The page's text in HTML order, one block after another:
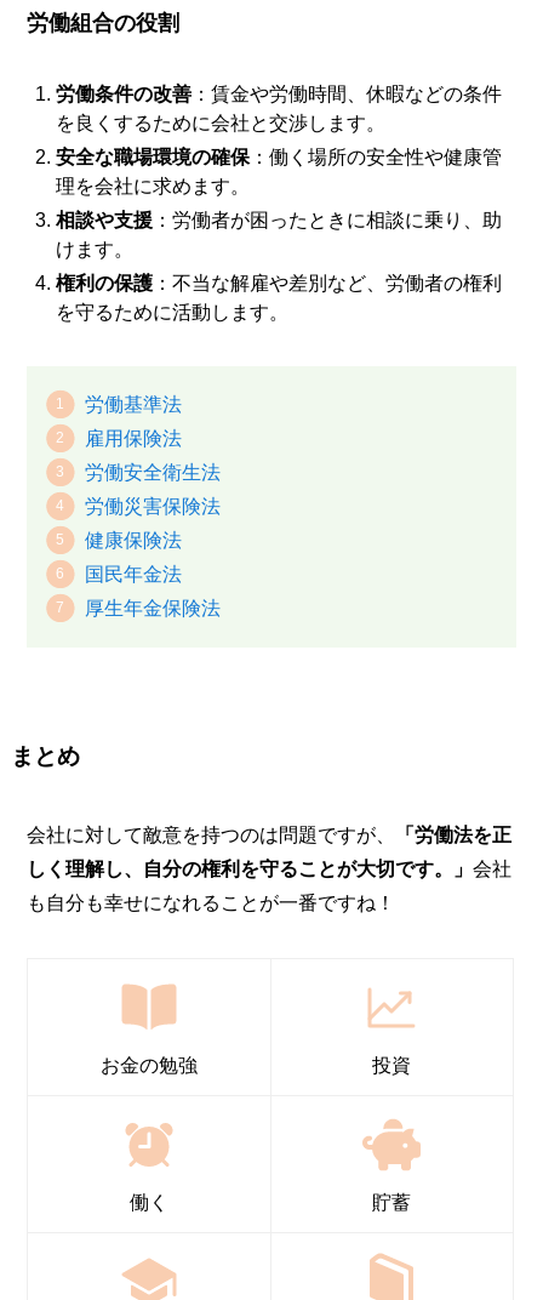
労働組合の役割
労働条件の改善 ：賃金や労働時間、休暇などの条件
を良くするために会社と交渉します。
安全な職場環境の確保 ：働く場所の安全性や健康管
理を会社に求めます。
相談や支援 ：労働者が困ったときに相談に乗り、助
けます。
権利の保護 ：不当な解雇や差別など、労働者の権利
を守るために活動します。
労働基準法
雇用保険法
労働安全衛生法
労働災害保険法
健康保険法
国民年金法
厚生年金保険法
まとめ
会社に対して敵意を持つのは問題ですが、
「労働法を正
しく理解し、自分の権利を守ることが大切です。」会社
も自分も幸せになれることが一番ですね！
お金の勉強 投資
働く 貯蓄